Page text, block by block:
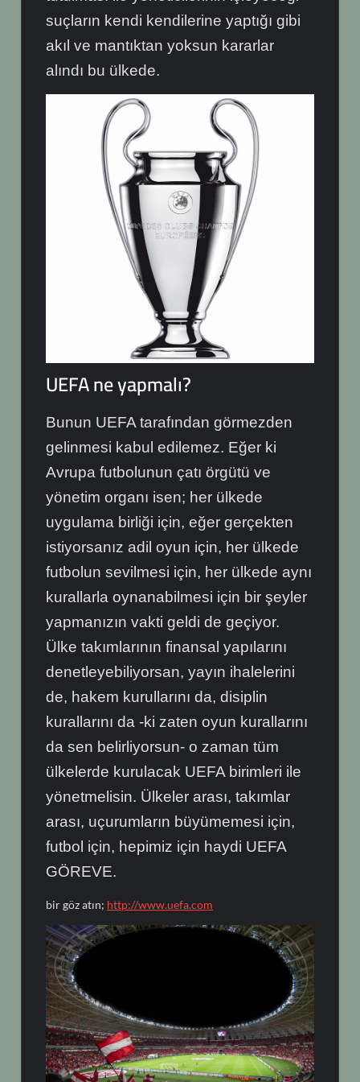
suçların kendi kendilerine yaptığı gibi
akıl ve mantıktan yoksun kararlar
alındı bu ülkede.
UEFA ne yapmalı?
Bunun UEFA tarafından görmezden
gelinmesi kabul edilemez. Eğer ki
Avrupa futbolunun çatı örgütü ve
yönetim organı isen; her ülkede
uygulama birliği için, eğer gerçekten
istiyorsanız adil oyun için, her ülkede
futbolun sevilmesi için, her ülkede aynı
kurallarla oynanabilmesi için bir şeyler
yapmanızın vakti geldi de geçiyor.
Ülke takımlarının finansal yapılarını
denetleyebiliyorsan, yayın ihalelerini
de, hakem kurullarını da, disiplin
kurallarını da -ki zaten oyun kurallarını
da sen belirliyorsun- o zaman tüm
ülkelerde kurulacak UEFA birimleri ile
yönetmelisin. Ülkeler arası, takımlar
arası, uçurumların büyümemesi için,
futbol için, hepimiz için haydi UEFA
GÖREVE.
bir göz atın; http://www.uefa.com